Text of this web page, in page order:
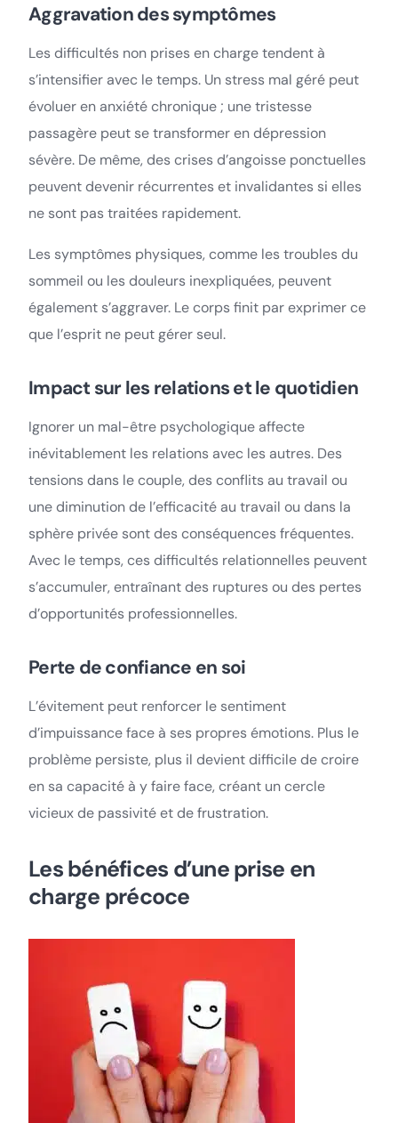
Aggravation des symptômes
Les difficultés non prises en charge tendent à
s’intensifier avec le temps. Un stress mal géré peut
évoluer en anxiété chronique ; une tristesse
passagère peut se transformer en dépression
sévère. De même, des crises d’angoisse ponctuelles
peuvent devenir récurrentes et invalidantes si elles
ne sont pas traitées rapidement.
Les symptômes physiques, comme les troubles du
sommeil ou les douleurs inexpliquées, peuvent
également s’aggraver. Le corps finit par exprimer ce
que l’esprit ne peut gérer seul.
Impact sur les relations et le quotidien
Ignorer un mal-être psychologique affecte
inévitablement les relations avec les autres. Des
tensions dans le couple, des conflits au travail ou
une diminution de l’efficacité au travail ou dans la
sphère privée sont des conséquences fréquentes.
Avec le temps, ces difficultés relationnelles peuvent
s’accumuler, entraînant des ruptures ou des pertes
d’opportunités professionnelles.
Perte de confiance en soi
L’évitement peut renforcer le sentiment
d’impuissance face à ses propres émotions. Plus le
problème persiste, plus il devient difficile de croire
en sa capacité à y faire face, créant un cercle
vicieux de passivité et de frustration.
Les bénéfices d’une prise en
charge précoce